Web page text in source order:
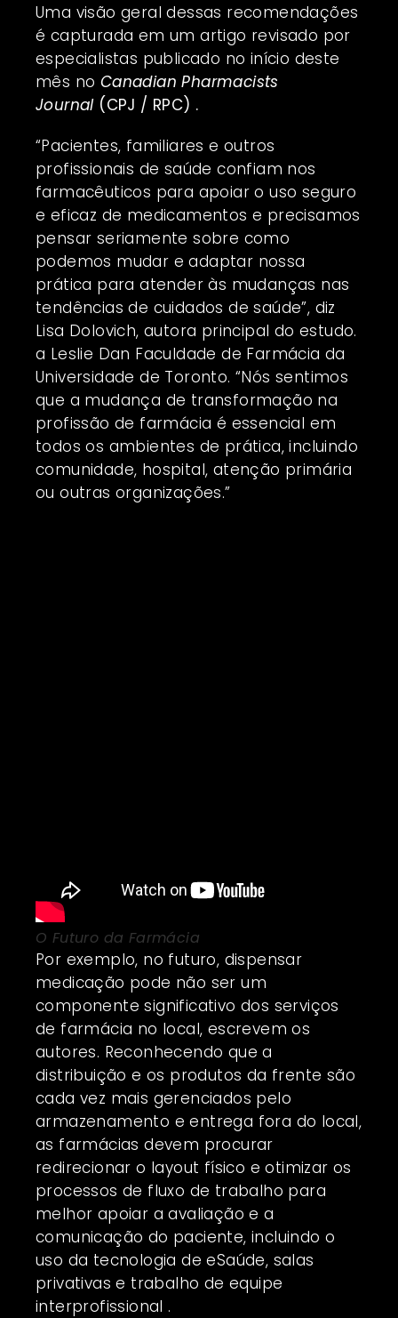
Uma visão geral dessas recomendações
é capturada em um artigo revisado por
especialistas publicado no início deste
mês no Canadian Pharmacists
Journal(CPJ / RPC) .
“Pacientes, familiares e outros
profissionais de saúde confiam nos
farmacêuticos para apoiar o uso seguro
e eficaz de medicamentos e precisamos
pensar seriamente sobre como
podemos mudar e adaptar nossa
prática para atender às mudanças nas
tendências de cuidados de saúde”, diz
Lisa Dolovich, autora principal do estudo.
a Leslie Dan Faculdade de Farmácia da
Universidade de Toronto. “Nós sentimos
que a mudança de transformação na
profissão de farmácia é essencial em
todos os ambientes de prática, incluindo
comunidade, hospital, atenção primária
ou outras organizações.”
O Futuro da Farmácia
Por exemplo, no futuro, dispensar
medicação pode não ser um
componente significativo dos serviços
de farmácia no local, escrevem os
autores. Reconhecendo que a
distribuição e os produtos da frente são
cada vez mais gerenciados pelo
armazenamento e entrega fora do local,
as farmácias devem procurar
redirecionar o layout físico e otimizar os
processos de fluxo de trabalho para
melhor apoiar a avaliação e a
comunicação do paciente, incluindo o
uso da tecnologia de eSaúde, salas
privativas e trabalho de equipe
interprofissional .